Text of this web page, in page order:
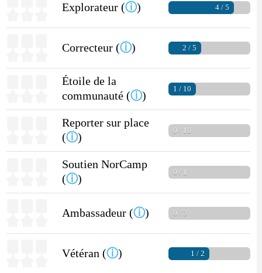
Explorateur (ⓘ) 4 / 5
Correcteur (ⓘ) 2 / 5
Étoile de la
communauté (ⓘ)
1 / 10
Reporter sur place
(ⓘ)
0 / 10
Soutien NorCamp
(ⓘ)
0 / 1
Ambassadeur (ⓘ) 0 / 3
Vétéran (ⓘ) 1 / 2